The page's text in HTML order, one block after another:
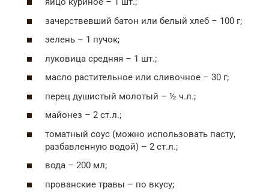
зачерствевший батон или белый хлеб – 100 г;
зелень – 1 пучок;
луковица средняя – 1 шт.;
масло растительное или сливочное – 30 г;
перец душистый молотый – ½ ч.л.;
майонез – 2 ст.л.;
томатный соус (можно использовать пасту,
разбавленную водой) – 2 ст.л.;
вода – 200 мл;
прованские травы – по вкусу;